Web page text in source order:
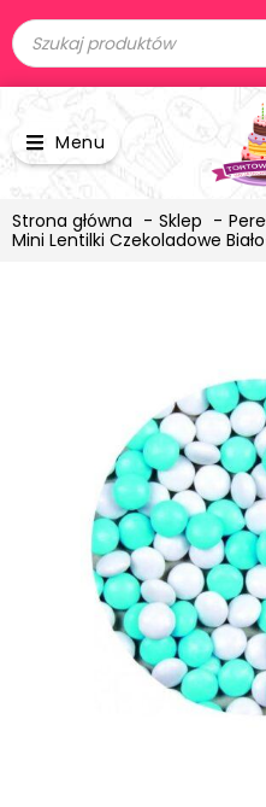
Menu
Strona główna Sklep
Mini Lentilki Czekoladowe